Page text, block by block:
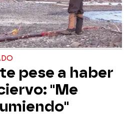
pese a haber
"Me